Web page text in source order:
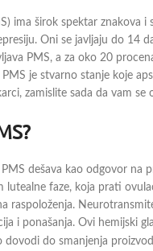
ima širok spektar znakova
Oni se javljaju do 14
PMS, a za oko 20
je stvarno stanje koje
zamislite sada da vam
dešava kao odgovor
lutealne faze, koja prati
raspoloženja.
i ponašanja. Ovi hemijski
dovodi do smanjenja